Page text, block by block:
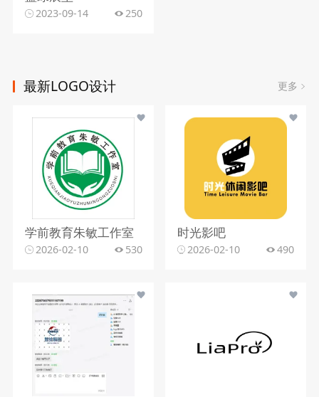
2023-09-14 250
最新LOGO设计 更多
学前教育朱敏工作室
2026-02-10 530
时光影吧
2026-02-10 490